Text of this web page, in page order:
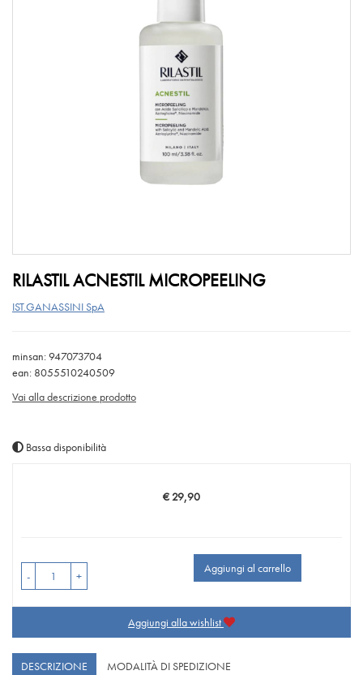
RILASTIL ACNESTIL MICROPEELING
IST.GANASSINI SpA
minsan: 947073704
ean: 8055510240509
Vai alla descrizione prodotto
Bassa disponibilità
Prezzo
€ 29,90
- +
Aggiungi al carrello
Aggiungi alla wishlist
DESCRIZIONE
MODALITÀ DI SPEDIZIONE